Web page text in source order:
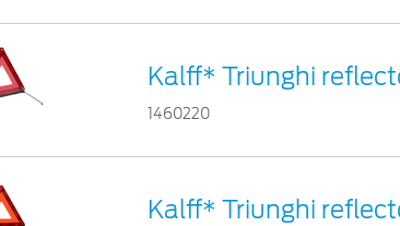
Kalff* Triunghi
1460220
Kalff* Triunghi